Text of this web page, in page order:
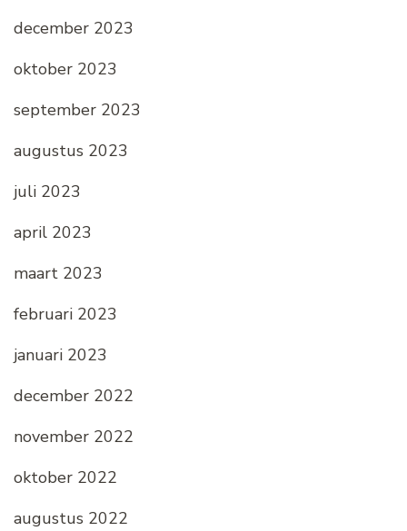
december 2023
oktober 2023
september 2023
augustus 2023
juli 2023
april 2023
maart 2023
februari 2023
januari 2023
december 2022
november 2022
oktober 2022
augustus 2022